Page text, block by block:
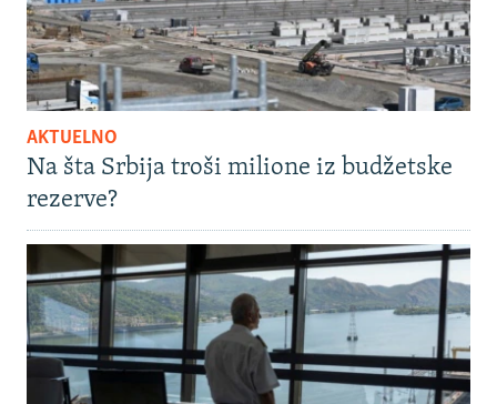
AKTUELNO
Na šta Srbija troši milione iz budžetske
rezerve?